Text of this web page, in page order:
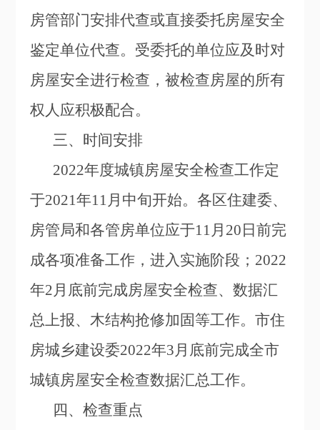
房管部门安排代查或直接委托房屋安全
鉴定单位代查。受委托的单位应及时对
房屋安全进行检查，被检查房屋的所有
权人应积极配合。
三、时间安排
2022年度城镇房屋安全检查工作定
于2021年11月中旬开始。各区住建委、
房管局和各管房单位应于11月20日前完
成各项准备工作，进入实施阶段；2022
年2月底前完成房屋安全检查、数据汇
总上报、木结构抢修加固等工作。市住
房城乡建设委2022年3月底前完成全市
城镇房屋安全检查数据汇总工作。
四、检查重点